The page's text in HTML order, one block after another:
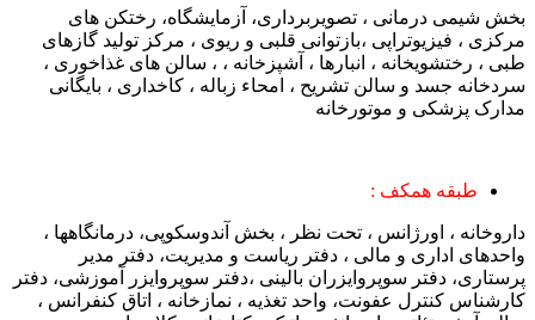
بخش شیمی درمانی ، تصویربرداری، آزمایشگاه، رختکن های
مرکزی ، فیزیوتراپی ،بازتوانی قلبی و ریوی ، مرکز تولید گازهای
طبی ، رختشویخانه ، انبارها ، آشپزخانه ، ، سالن های غذاخوری ،
سردخانه جسد و سالن تشریح ، امحاء زباله ، کاخداری ، بایگانی
مدارک پزشکی و موتورخانه
طبقه همکف :
داروخانه ، اورژانس ، تحت نظر ، بخش آندوسکوپی، درمانگاهها ،
واحدهای اداری و مالی ، دفتر ریاست و مدیریت، دفتر مدیر
پرستاری، دفتر سوپروایزران بالینی ،دفتر سوپروایزر آموزشی، دفتر
کارشناس کنترل عفونت، واحد تغذیه ، نمازخانه ، اتاق کنفرانس ،